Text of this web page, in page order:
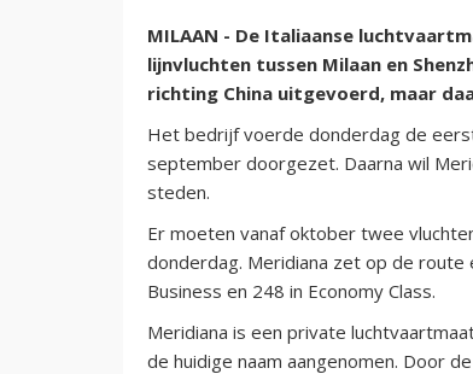
MILAAN - De Italiaanse
lijnvluchten tussen Milaan en
richting China uitgevoerd, maar
Het bedrijf voerde donderdag de
september doorgezet. Daarna wil
steden.
Er moeten vanaf oktober twee
donderdag. Meridiana zet op de route
Business en 248 in Economy Class.
Meridiana is een private
de huidige naam aangenomen. Door